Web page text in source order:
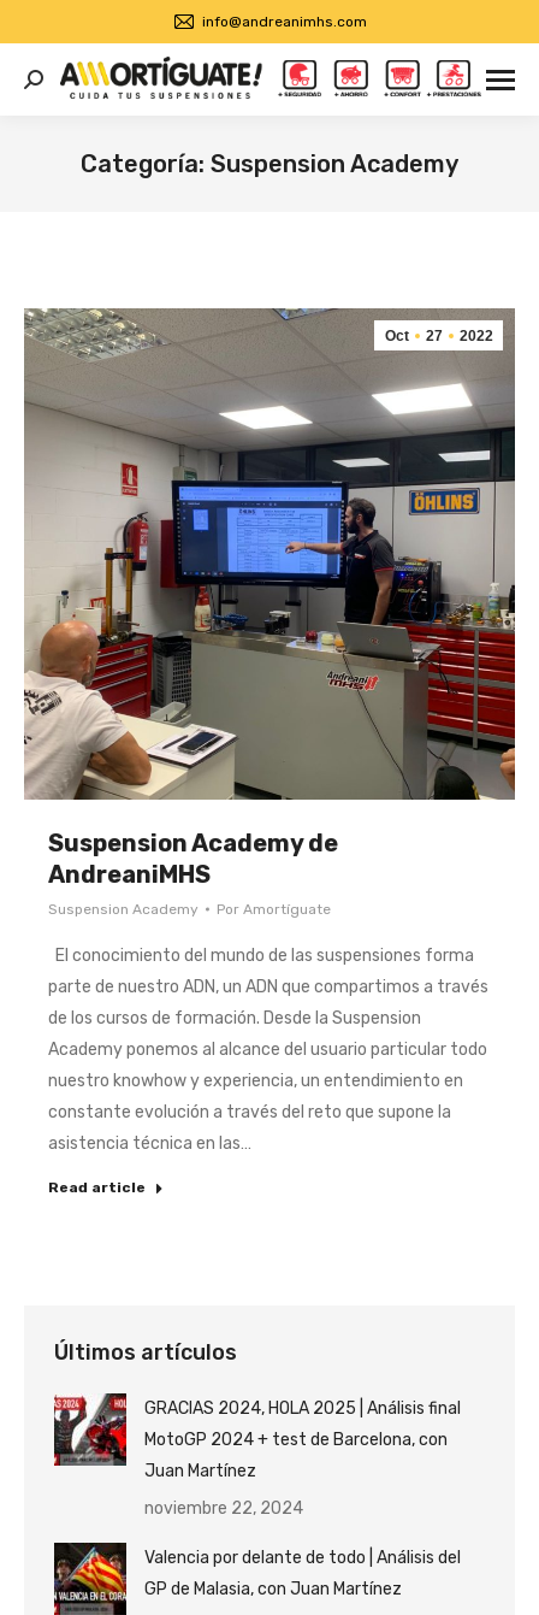
info@andreanimhs.com
Buscar:
Categoría: Suspension Academy
Oct 27 2022
Suspension Academy de
AndreaniMHS
Suspension Academy Por Amortíguate
El conocimiento del mundo de las suspensiones forma
parte de nuestro ADN, un ADN que compartimos a través
de los cursos de formación. Desde la Suspension
Academy ponemos al alcance del usuario particular todo
nuestro knowhow y experiencia, un entendimiento en
constante evolución a través del reto que supone la
asistencia técnica en las…
Read article
Últimos artículos
GRACIAS 2024, HOLA 2025 | Análisis final
MotoGP 2024 + test de Barcelona, con
Juan Martínez
noviembre 22, 2024
Valencia por delante de todo | Análisis del
GP de Malasia, con Juan Martínez